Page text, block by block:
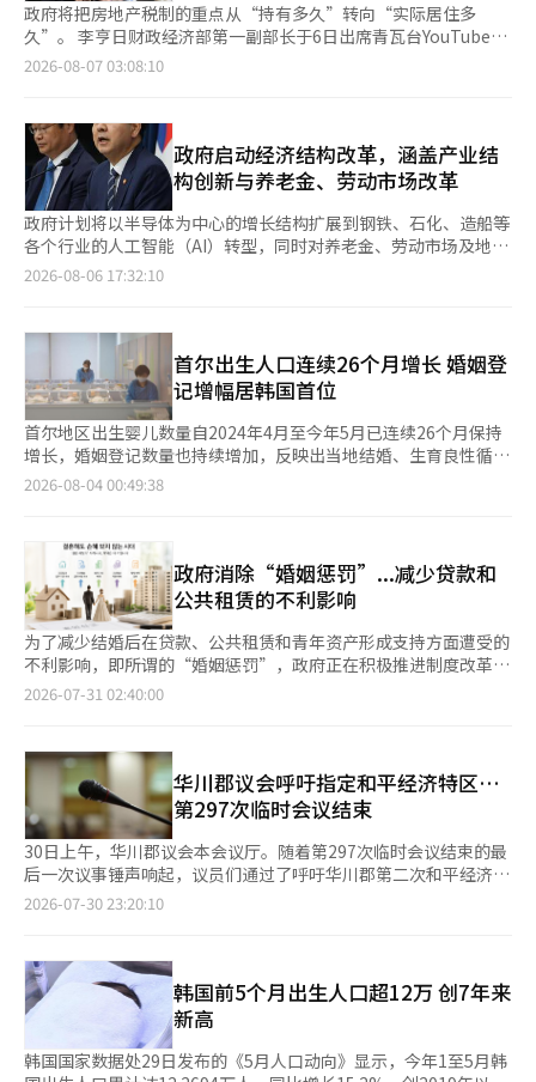
政府将把房地产税制的重点从“持有多久”转向“实际居住多
久”。 李亨日财政经济部第一副部长于6日出席青瓦台YouTube节
目《事实工厂》，解释了这一内容的2026年税制改革方案。他表
房地产税的征税范围之外，市值约为20亿韩元的住房不再征税。征
税标准从原来的市值约17亿韩元提高到20亿韩元，使得市值在20
亿至30亿韩元的住房税负反而减轻。 例如，如果一套市值30亿韩
元的住房居住了10年，综合房地产税将从现行的91万韩元减少到
76万韩元。市值超过30亿韩元的住房税负将逐渐增加，虽然根据
各种减免条件有所不同，但一般来说，市值在40亿至50亿韩元以
上的超高价住房税负将加重。 李副部长对此表示，普通的居住用
单一住房者将得到保护，但超高价住房集中获得的过度优惠将被调
要同时考虑住房价值和实际居住情况。 资本利得税也将遵循同样
的原则进行调整。原有的“长期持有特别减免”将转变为“长期居
住所得减免”。对住房的长期持有减免将逐步缩小，而对实际居住
时间则适用每年8%的减免，最多可达10年80%的减免。 为了减轻
长期实际居住者的税负，还增加了相关措施。对于在一套住房中居
住超过10年且转让价格在30亿韩元以下的单一住房者，资本利得
税的基本减免将从250万韩元扩大至2500万韩元。财政部预计，这
将带来最高500万至700万韩元的节税效果。 对于因工作调动、入
外承认。满足一定条件后，相关期间也将被视为住房的居住目的，
之后再次入住时，居住时间将继续累计。 针对高龄人士因税收问
题不得不出售居住住房的担忧，政府也制定了补救措施。对于65岁
以上且在一套住房中居住超过10年的单一住房者，综合房地产税的
缴纳延期条件将得到放宽。如果出售首都圈的住房并迁移至非首都
圈，资本利得税可减免最多50%，最高可达5亿韩元。 李副部长对
此回应称，虽然有观点认为该制度会迫使高龄人士迁移，但他表
示“这并不是迁移的诱导”。即使调整持有税，仍希望继续居住的
的资本利得税加征税率将在一定时期内降低，然后逐步恢复到原来
的水平。李副部长强调，这并不是对加征税的“豁免”，而是降低
加征税率的“临时缓解”。 对于居住中心的改革可能导致租赁市
场减少和转向月租的担忧，政府将通过住房供应和租客支持来应
对。政府计划在交通便利的地区增加公共租赁住房的供应，并优先
向年轻人提供。月租的税额减免上限也将从每年1000万韩元提高
至1200万韩元。 关于住房供应不足的问题，政府正在制定缩短开
题。取消生育税额减免，转而通过预算进行直接支持的方案就是其
中之一。这是考虑到低收入家庭几乎不缴纳税款，无法充分享受税
额减免的措施。 李副部长表示：“税制支持对不缴纳所得税的人
来说就像是画饼”，并透露计划预算处正在考虑在明年的预算中反
映比现有生育税额减免更多的支持。 ※ 本报道经人工智能（AI）
2026-08-07 03:08:10
政府启动经济结构改革，涵盖产业结
构创新与养老金、劳动市场改革
政府计划将以半导体为中心的增长结构扩展到钢铁、石化、造船等
各个行业的人工智能（AI）转型，同时对养老金、劳动市场及地方
经济相关制度进行调整。此举旨在加强产业竞争力和完善社会安全
结构创新相关部长会议，讨论了《经济结构创新推进方向》。 政
府将以“产业结构创新”和“共同成长”两大支柱推进经济结构改
革。财政、税制、金融和监管改善将作为一揽子措施进行支持，并
通过相关部门的高级协商机制持续监测推进情况。 产业结构创新
将重点放在钢铁、石化、生物、家电、造船、汽车等主力产业的AI
基础制造流程的引入上。政府计划逐步制定各行业的高附加值和环
保转型方案。 在钢铁领域，政府将推动AI制造流程的创新，并计划
在2026至2030年间开发总额为7868亿韩元的韩国氢还原炼钢实证
代原料引入的综合支持方案。 在生物领域，政府将制定AI新药开发
的综合路线图和K-制药生物前沿企业的培育方案。造船业将引入焊
接机器人等人形机器人，并支持完全自主航行及环保、高附加值船
舶技术的开发。汽车及零部件产业将转型为AI工厂，并推动国产自
主驾驶AI模型的开发。 政府还将扩大对物理AI产业的支持，设立针
对执行器、传感器、机器人手等三大核心部件的专用研发
（R&D），并开发针对化工、钢铁、汽车、电池、造船、家电、物
流、医院、酒店和显示等十大产业的专用人形机器人。 政府还计
案。计划建立数据工厂，生产10个行业的300个工序的机器人学习
数据，并建立跨政府的数据库。 在“共同成长”领域，政府将加
强对弱势群体的安全网和生命周期资产形成的支持。从第三季度开
始推进基础养老金和退休养老金的改革，并在第四季度制定包括生
活和医疗补助等福利领取标准的弱势群体安全网强化方案。 政府
还将应对因AI转型带来的劳动市场重组。从第三季度开始推进青年
就业恢复方案和产业转型就业稳定基本计划，并在第四季度制定保
护特殊就业和平台劳动者等劳务提供者的《劳动者权利基本法》。
段。政府计划培养超过20万名AI专业人才，并创造20万个民间和
公共就业岗位以及超过10万名创业者。 在地方经济领域，政府将
在第三季度制定包括AI智能农业设施集聚和农村必需生活服务扩展
的农村发展战略。将开发与传统市场和地方节庆相结合的旅游内
容，并集中培育与五极三特地区产业相结合的国立大学。 为支持
2026-08-06 17:32:10
首尔出生人口连续26个月增长 婚姻登
记增幅居韩国首位
首尔地区出生婴儿数量自2024年4月至今年5月已连续26个月保持
增长，婚姻登记数量也持续增加，反映出当地结婚、生育良性循环
进一步增强。 据首尔市政府3日消息，韩国国家数据处（原统计
婴儿数也较去年同期增长18%。 作为出生率先行指标的婚姻登记
数量同期增长11.1%，增幅位居韩国17个市、道之首。首尔市政府
认为，婚姻登记增加带动出生人口增长的良性循环正在首尔逐步形
成。 为延续出生人口回升势头，首尔市表示，将进一步把怀孕、
分娩及育儿群体的意见融入低生育率应对政策制定过程中。 当天
上午，首尔市在市政府首尔画廊举办“首尔儿童共鸣对话”活动，
约100名孕妇及婴幼儿养育者参加。活动以“迎接并陪伴孩子成长
的每一个瞬间”为主题，参与者围绕怀孕、分娩过程中最难忘的经
庭政策室长马彩淑（音）表示，将以此次共鸣对话收集到的怀孕、
分娩和育儿经验及意见为基础，持续完善让市民切身有感的低生育
率应对政策，努力打造更加适宜生育和养育子女的首尔。
2026-08-04 00:49:38
政府消除“婚姻惩罚”...减少贷款和
公共租赁的不利影响
为了减少结婚后在贷款、公共租赁和青年资产形成支持方面遭受的
不利影响，即所谓的“婚姻惩罚”，政府正在积极推进制度改革。
政府正在逐步调整公共租赁住房的入驻标准、租赁贷款的加息、申
案”，逐步改善住房、资产形成和税制领域的婚姻惩罚。改善工作
也在加速进行。李在明总统在23日举行的房地产政策国民大讨论会
上要求总理对结婚后在贷款、分配和申请等方面遭受不利影响的案
例进行全面调查。韩成淑总理在27日的后续讨论会上表示，除了现
有任务外，还发现了12个相关案例，并与相关部门协商改善方案。
降低公共租赁门槛，减轻租赁贷款负担最大的变化发生在住房支持
领域。以两人双职工新婚家庭为标准，幸福住宅的月收入标准从
763万韩元提高至939万韩元，综合公共租赁住房的一般供应标准
婚青年，结婚后即使超过收入或资产标准，也计划允许其重新签约
一次。此举旨在减轻因结婚后双职工收入增加而失去入驻资格或被
迫搬出的负担。使用支撑型租赁贷款的青年夫妻的利率负担也将降
低。在结婚前获得批准的贷款延长时，如果婚后夫妻合并收入超过
标准，附加利率将从0.3个百分点降至0.15个百分点，减半。然
而，附加利率并不会完全取消，因此合并收入标准带来的负担仍然
2026-07-31 02:40:00
华川郡议会呼吁指定和平经济特区…
第297次临时会议结束
30日上午，华川郡议会本会议厅。随着第297次临时会议结束的最
后一次议事锤声响起，议员们通过了呼吁华川郡第二次和平经济特
区指定的提案。自第10届华川郡议会成立以来的第一次临时会议，
议，表决通过了由议长赵雄熙及7名议员共同提案的《呼吁华川郡
指定和平经济特区的提案》。该提案将提交给政府、国会和江原特
别自治道。 当天，议会还原案通过了12项条例案、2026年度第二
次追加预算案及基金运用计划变更案。自16日开始的此次临时会议
是第10届华川郡议会成立以来的首次会议，旨在检查执行部门的主
2026-07-30 23:20:10
韩国前5个月出生人口超12万 创7年来
新高
韩国国家数据处29日发布的《5月人口动向》显示，今年1至5月韩